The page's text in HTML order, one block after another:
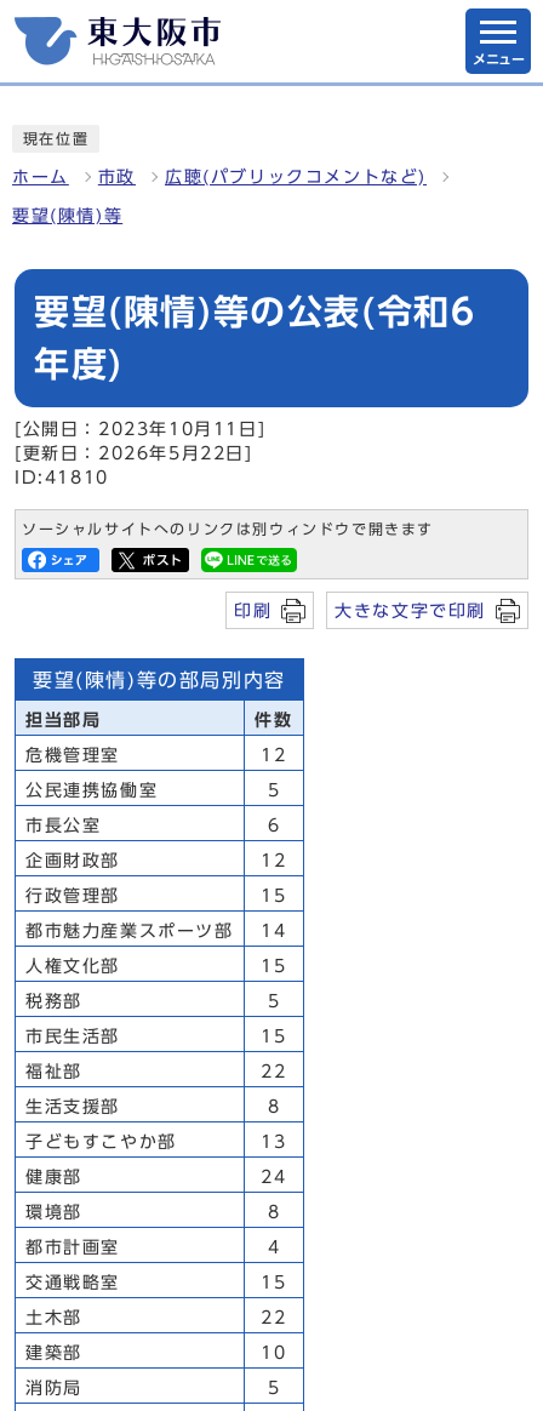
メニュー
現在位置
ホーム 市政 広聴(パブリックコメントなど)
要望(陳情)等
要望(陳情)等の公表(令和6
年度)
[公開日：2023年10月11日]
[更新日：2026年5月22日]
ID:41810
ソーシャルサイトへのリンクは別ウィンドウで開きます
印刷 大きな文字で印刷
要望(陳情)等の部局別内容
担当部局 件数
危機管理室 12
公民連携協働室 5
市長公室 6
企画財政部 12
行政管理部 15
都市魅力産業スポーツ部 14
人権文化部 15
税務部 5
市民生活部 15
福祉部 22
生活支援部 8
子どもすこやか部 13
健康部 24
環境部 8
都市計画室 4
交通戦略室 15
土木部 22
建築部 10
消防局 5